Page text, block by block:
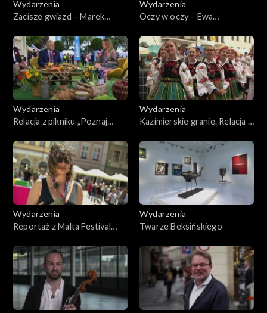
Wydarzenia
Zacisze gwiazd – Marek
Wydarzenia
Oczy w oczy – Ewa
Wydarzenia
Relacja z pikniku „Poznaj
Wydarzenia
Kazimierskie granie. Relacja z
Śpiewaków Ludowych
Wydarzenia
Reportaż z Malta Festival
Wydarzenia
Twarze Beksińskiego